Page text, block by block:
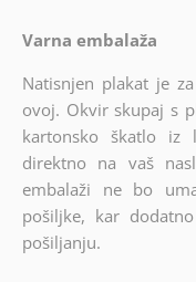
Varna embalaža
Natisnjen plakat je
ovoj. Okvir skupaj s
kartonsko škatlo iz
direktno na vaš
embalaži ne bo
pošiljke, kar
pošiljanju.